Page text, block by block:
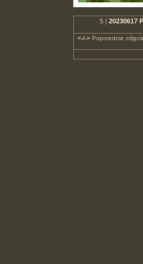
5 | 20230617
<-/->Poprzednie